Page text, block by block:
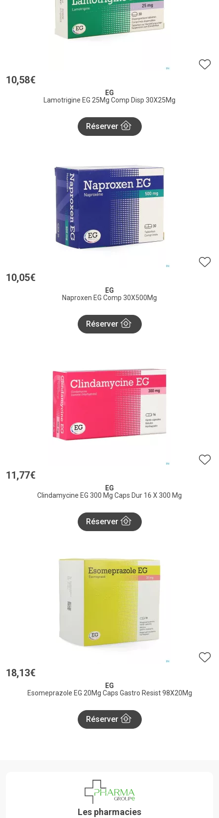
10,58€
EG
Lamotrigine EG 25Mg Comp Disp 30X25Mg
Réserver
10,05€
EG
Naproxen EG Comp 30X500Mg
Réserver
11 ,77€
EG
Clindamycine EG 300 Mg Caps Dur 16 X 300 Mg
Réserver
18,13€
EG
Esomeprazole EG 20Mg Caps Gastro Resist 98X20Mg
Réserver
Les pharmacies